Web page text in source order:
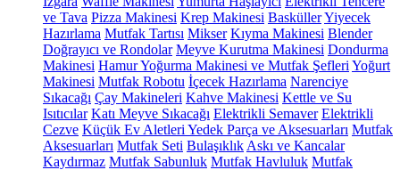
ve Tava Pizza Makinesi Krep Makinesi BasküllerYiyecek
Hazırlama Mutfak Tartısı Mikser Kıyma Makinesi Blender
Doğrayıcı ve Rondolar Meyve Kurutma Makinesi Dondurma
Makinesi Hamur Yoğurma Makinesi ve Mutfak Şefleri Yoğurt
Makinesi Mutfak Robotu İçecek Hazırlama Narenciye
Sıkacağı Çay Makineleri Kahve Makinesi Kettle ve Su
Isıtıcılar Katı Meyve Sıkacağı Elektrikli Semaver Elektrikli
Cezve Küçük Ev Aletleri Yedek Parça ve Aksesuarları Mutfak
Aksesuarları Mutfak Seti Bulaşıklık Askı ve Kancalar
Kaydırmaz Mutfak Sabunluk Mutfak Havluluk Mutfak